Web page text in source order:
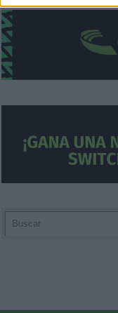
user protection.